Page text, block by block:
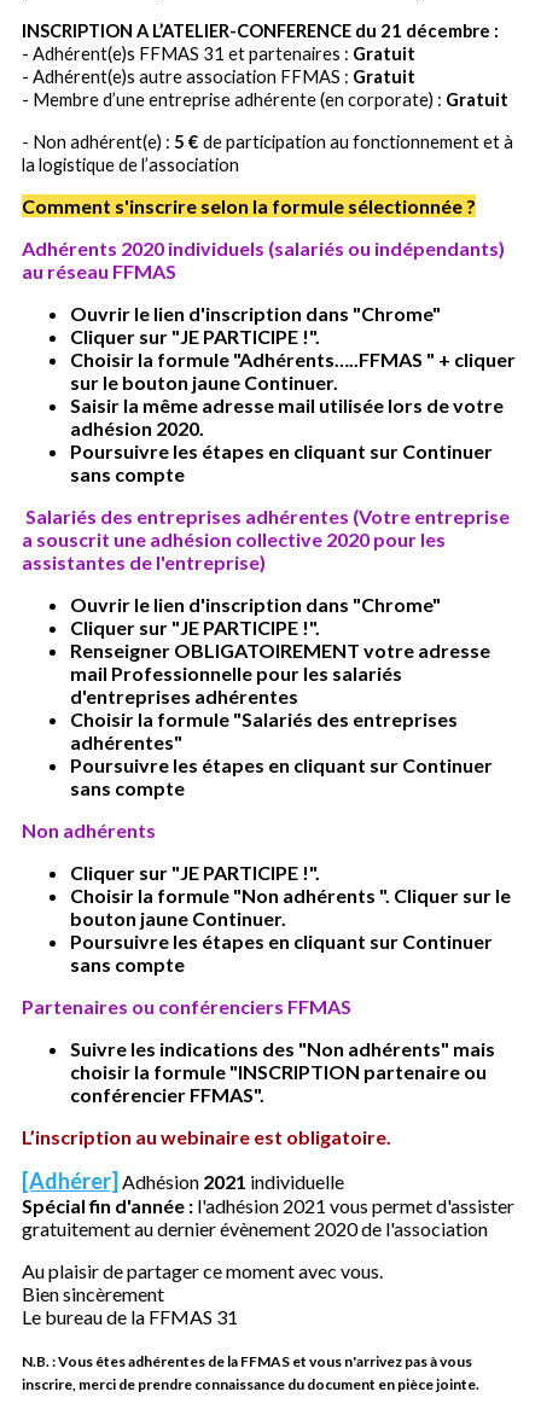
INSCRIPTION A L’ATELIER-CONFERENCE du 21 décembre :
- Adhérent(e)s FFMAS 31 et partenaires : Gratuit
- Adhérent(e)s autre association FFMAS : Gratuit
- Membre d’une entreprise adhérente (en corporate) : Gratuit
- Non adhérent(e) : 5 € de participation au fonctionnement et à
la logistique de l’association
Comment s'inscrire selon la formule sélectionnée ?
Adhérents 2020 individuels (salariés ou indépendants)
au réseau FFMAS
Ouvrir le lien d'inscription dans "Chrome"
Cliquer sur "JE PARTICIPE !".
Choisir la formule "Adhérents…..FFMAS " + cliquer
sur le bouton jaune Continuer.
Saisir la même adresse mail utilisée lors de votre
adhésion 2020.
Poursuivre les étapes en cliquant sur Continuer
sans compte
Salariés des entreprises adhérentes (Votre entreprise
a souscrit une adhésion collective 2020 pour les
assistantes de l'entreprise)
Ouvrir le lien d'inscription dans "Chrome"
Cliquer sur "JE PARTICIPE !".
Renseigner OBLIGATOIREMENT votre adresse
mail Professionnelle pour les salariés
d'entreprises adhérentes
Choisir la formule "Salariés des entreprises
adhérentes"
Poursuivre les étapes en cliquant sur Continuer
sans compte
Non adhérents
Cliquer sur "JE PARTICIPE !".
Choisir la formule "Non adhérents ". Cliquer sur le
bouton jaune Continuer.
Poursuivre les étapes en cliquant sur Continuer
sans compte
Partenaires ou conférenciers FFMAS
Suivre les indications des "Non adhérents" mais
choisir la formule "INSCRIPTION partenaire ou
conférencier FFMAS".
L’inscription au webinaire est obligatoire.
[Adhérer] Adhésion 2021 individuelle
Spécial fin d'année : l'adhésion 2021 vous permet d'assister
gratuitement au dernier évènement 2020 de l'association
Au plaisir de partager ce moment avec vous.
Bien sincèrement
Le bureau de la FFMAS 31
N.B. : Vous êtes adhérentes de la FFMAS et vous n'arrivez pas à vous
inscrire, merci de prendre connaissance du document en pièce jointe.